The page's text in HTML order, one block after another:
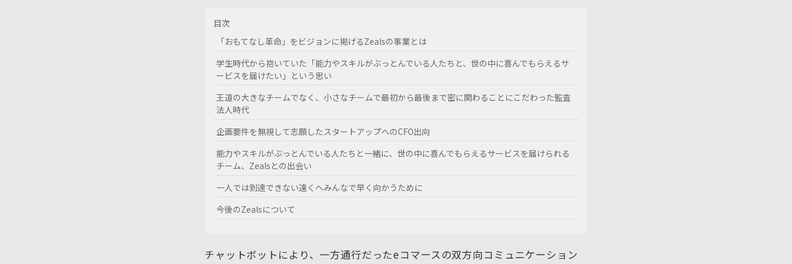
目次
「おもてなし革命」をビジョンに掲げるZealsの事業とは
学生時代から抱いていた「能力やスキルがぶっとんでいる人たちと、世の中に喜んでもらえるサ
ービスを届けたい」という思い
王道の大きなチームでなく、小さなチームで最初から最後まで密に関わることにこだわった監査
法人時代
企画要件を無視して志願したスタートアップへのCFO出向
能力やスキルがぶっとんでいる人たちと一緒に、世の中に喜んでもらえるサービスを届けられる
チーム、Zealsとの出会い
一人では到達できない遠くへみんなで早く向かうために
今後のZealsについて
チャットボットにより、一方通行だったeコマースの双方向コミュニケーション